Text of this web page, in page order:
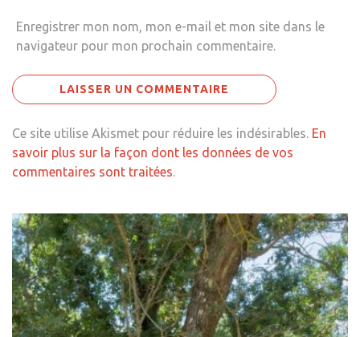
Enregistrer mon nom, mon e-mail et mon site dans le
navigateur pour mon prochain commentaire.
Ce site utilise Akismet pour réduire les indésirables. En
savoir plus sur la façon dont les données de vos
commentaires sont traitées.